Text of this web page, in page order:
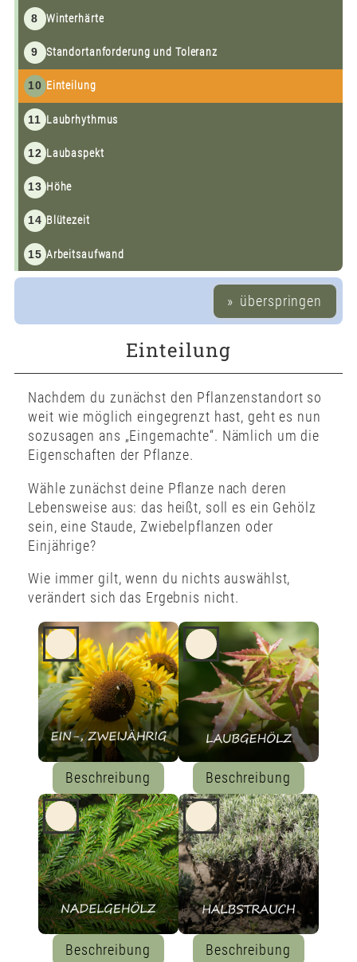
8 Winterhärte
9 Standortanforderung und Toleranz
10 Einteilung
11 Laubrhythmus
12 Laubaspekt
13 Höhe
14 Blütezeit
15 Arbeitsaufwand
überspringen
Einteilung
Nachdem du zunächst den Pflanzenstandort so
weit wie möglich eingegrenzt hast, geht es nun
sozusagen ans „Eingemachte“. Nämlich um die
Eigenschaften der Pflanze.
Wähle zunächst deine Pflanze nach deren
Lebensweise aus: das heißt, soll es ein Gehölz
sein, eine Staude, Zwiebelpflanzen oder
Einjährige?
Wie immer gilt, wenn du nichts auswählst,
verändert sich das Ergebnis nicht.
Beschreibung Beschreibung
Beschreibung Beschreibung